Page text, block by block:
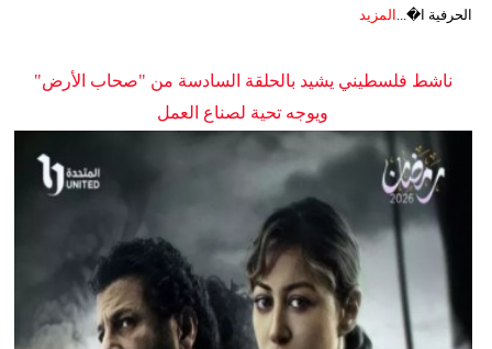
الحرفية ا�... المزيد
ناشط فلسطيني يشيد بالحلقة السادسة من "صحاب الأرض"
ويوجه تحية لصناع العمل